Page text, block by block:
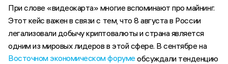
При слове «видеокарта» многие вспоминают про майнинг.
Этот кейс важен в связи с тем, что 8 августа в России
легализовали добычу криптовалюты и страна является
одним из мировых лидеров в этой сфере. В сентябре на
Восточном экономическом форуме обсуждали тенденцию